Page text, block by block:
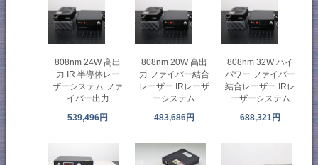
808nm 24W 高出
力 IR 半導体レー
ザーシステム ファ
イバー出力
539,496円
808nm 20W 高出
力 ファイバー結合
レーザー IRレーザ
ーシステム
483,686円
808nm 32W ハイ
パワー ファイバー
結合レーザー IRレ
ーザーシステム
688,321円